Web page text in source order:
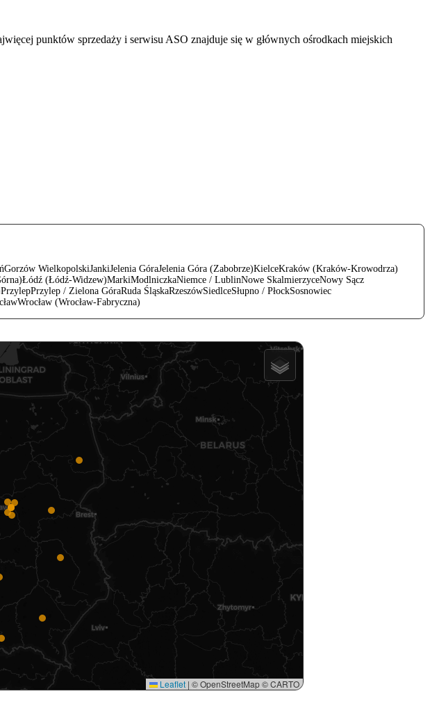
punktów sprzedaży i serwisu ASO znajduje się w głównych ośrodkach miejskich
Gorzów WielkopolskiJankiJelenia GóraJelenia Góra (Zabobrze)KielceKraków (Kraków-Krowodrza)
Łódź (Łódź-Widzew)MarkiModlniczkaNiemce / LublinNowe SkalmierzyceNowy Sącz
PrzylepPrzylep / Zielona GóraRuda ŚląskaRzeszówSiedlceSłupno / PłockSosnowiec
Wrocław (Wrocław-Fabryczna)
Leaflet | © OpenStreetMap © CARTO